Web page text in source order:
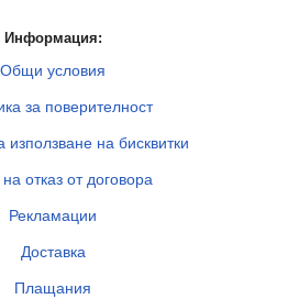
Информация:
Общи условия
за поверителност
използване на бисквитки
отказ от договора
Рекламации
Доставка
Плащания